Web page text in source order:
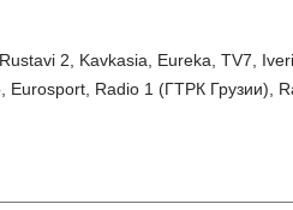
2, Kavkasia, Eureka, TV7,
Radio 1 (ГТРК Грузии),